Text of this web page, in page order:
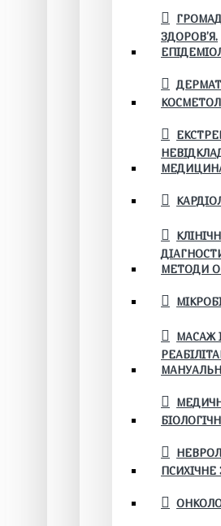
ЗДОРОВ’Я.
МЕТОДИ
МАСАЖ
ПСИХІЧНЕ